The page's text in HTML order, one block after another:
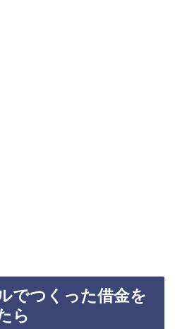
でつくった借金を
ら